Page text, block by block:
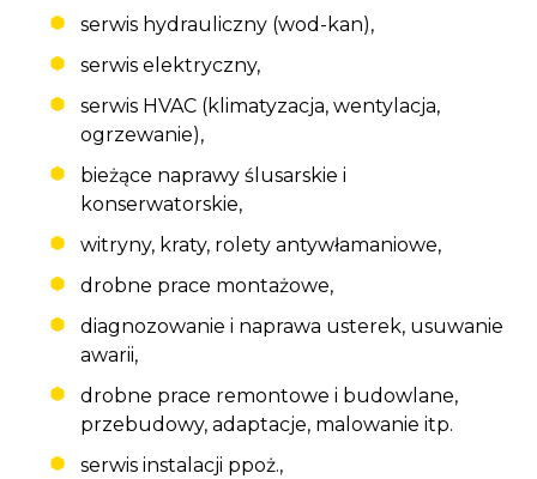
serwis hydrauliczny (wod-kan),
serwis elektryczny,
serwis HVAC (klimatyzacja, wentylacja,
ogrzewanie),
bieżące naprawy ślusarskie i
konserwatorskie,
witryny, kraty, rolety antywłamaniowe,
drobne prace montażowe,
diagnozowanie i naprawa usterek, usuwanie
awarii,
drobne prace remontowe i budowlane,
przebudowy, adaptacje, malowanie itp.
serwis instalacji ppoż.,